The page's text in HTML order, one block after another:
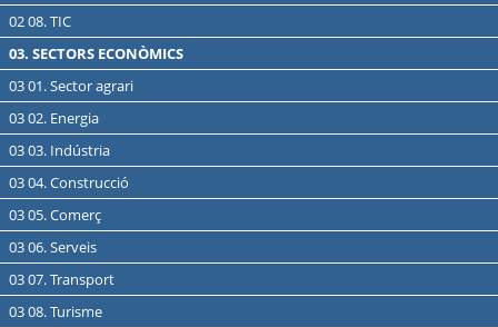
02 08. TIC
03. SECTORS ECONÒMICS
03 01. Sector agrari
03 02. Energia
03 03. Indústria
03 04. Construcció
03 05. Comerç
03 06. Serveis
03 07. Transport
03 08. Turisme